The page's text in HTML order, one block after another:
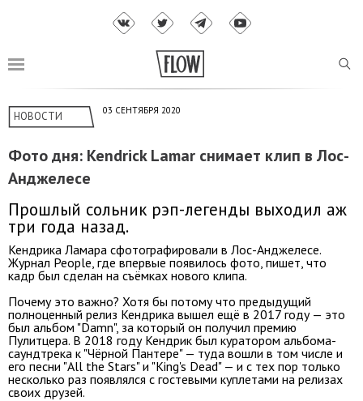
НОВОСТИ 03 СЕНТЯБРЯ 2020
Фото дня: Kendrick Lamar снимает клип в Лос-
Анджелесе
Прошлый сольник рэп-легенды выходил аж
три года назад.
Кендрика Ламара сфотографировали в Лос-Анджелесе.
Журнал People, где впервые появилось фото, пишет, что
кадр был сделан на съёмках нового клипа.
Почему это важно? Хотя бы потому что предыдущий
полноценный релиз Кендрика вышел ещё в 2017 году — это
был альбом "Damn", за который он получил премию
Пулитцера. В 2018 году Кендрик был куратором альбома-
саундтрека к "Чёрной Пантере" — туда вошли в том числе и
его песни "All the Stars" и "King's Dead" — и с тех пор только
несколько раз появлялся с гостевыми куплетами на релизах
своих друзей.